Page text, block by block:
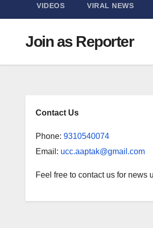
VIDEOS VIRAL NEWS
Join as Reporter
Contact Us
Phone: 9310540074
Email: ucc.aaptak@gmail.com
Feel free to contact us for news